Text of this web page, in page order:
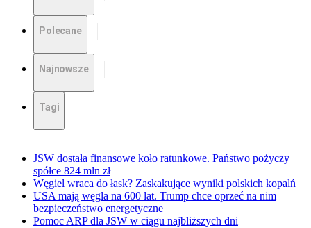
Polecane
Najnowsze
Tagi
JSW dostała finansowe koło ratunkowe. Państwo pożyczy
spółce 824 mln zł
Węgiel wraca do łask? Zaskakujące wyniki polskich kopalń
USA mają węgla na 600 lat. Trump chce oprzeć na nim
bezpieczeństwo energetyczne
Pomoc ARP dla JSW w ciągu najbliższych dni